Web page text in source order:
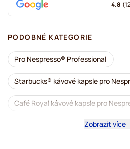
4.8 (
PODOBNÉ KATEGORIE
Pro Nespresso® Professional
Starbucks® kávové kapsle pro
Café Royal kávové kapsle pro
Kávovary pro Nespresso®Zobrazit více